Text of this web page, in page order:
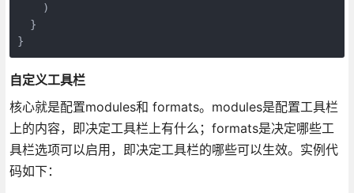
    )
  }
}
自定义工具栏
核心就是配置modules和 formats。modules是配置工具栏
上的内容，即决定工具栏上有什么；formats是决定哪些工
具栏选项可以启用，即决定工具栏的哪些可以生效。实例代
码如下：